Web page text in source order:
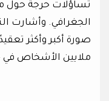
تساؤلات حرجة حول
الجغرافي. وأشارت
صورة أكبر وأكثر
ملايين الأشخاص في